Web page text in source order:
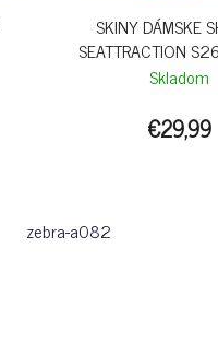
SKINY DÁMSKE
SEATTRACTION
Skladom
€29,99
zebra-a082